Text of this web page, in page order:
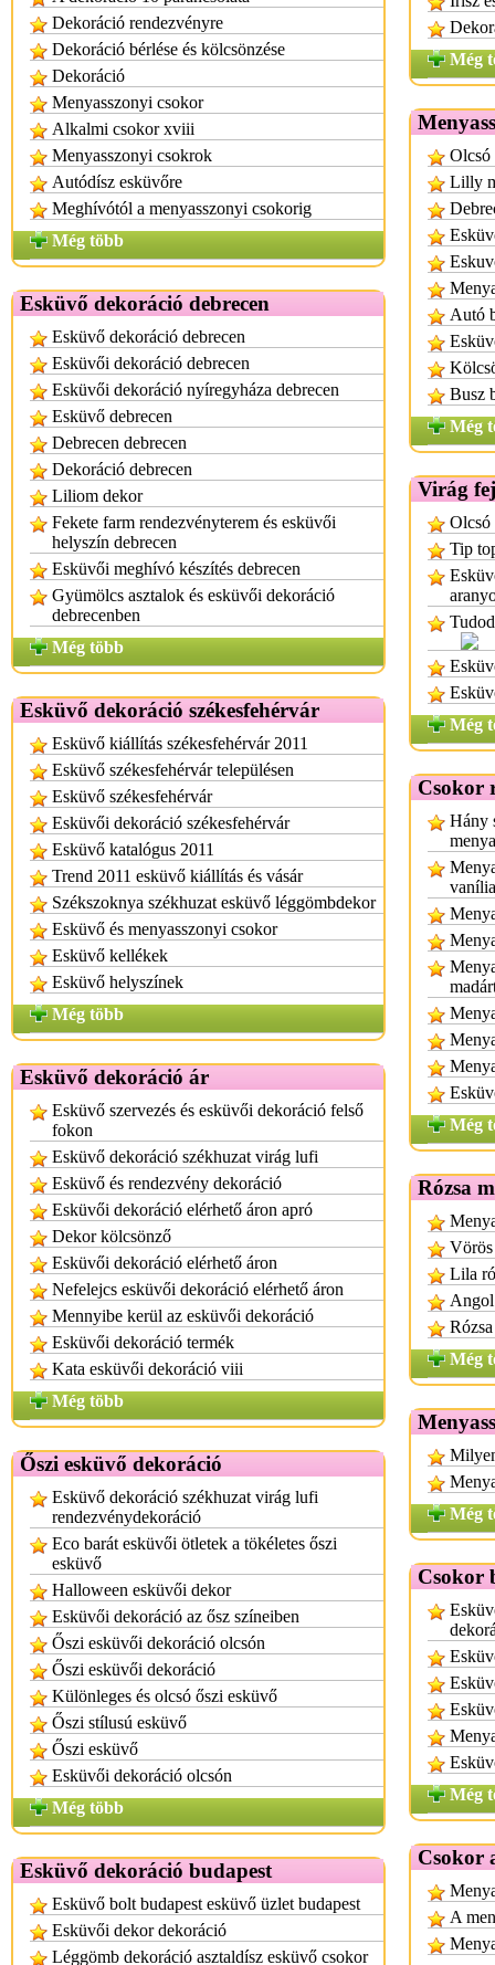
Dekoráció rendezvényre
Dekoráció bérlése és kölcsönzése
Dekoráció
Menyasszonyi csokor
Alkalmi csokor xviii
Menyasszonyi csokrok
Autódísz esküvőre
Meghívótól a menyasszonyi csokorig
Még több
Esküvő dekoráció debrecen
Esküvő dekoráció debrecen
Esküvői dekoráció debrecen
Esküvői dekoráció nyíregyháza debrecen
Esküvő debrecen
Debrecen debrecen
Dekoráció debrecen
Liliom dekor
Fekete farm rendezvényterem és esküvői
helyszín debrecen
Esküvői meghívó készítés debrecen
Gyümölcs asztalok és esküvői dekoráció
debrecenben
Még több
Esküvő dekoráció székesfehérvár
Esküvő kiállítás székesfehérvár 2011
Esküvő székesfehérvár településen
Esküvő székesfehérvár
Esküvői dekoráció székesfehérvár
Esküvő katalógus 2011
Trend 2011 esküvő kiállítás és vásár
Székszoknya székhuzat esküvő léggömbdekor
Esküvő és menyasszonyi csokor
Esküvő kellékek
Esküvő helyszínek
Még több
Esküvő dekoráció ár
Esküvő szervezés és esküvői dekoráció felső
fokon
Esküvő dekoráció székhuzat virág lufi
Esküvő és rendezvény dekoráció
Esküvői dekoráció elérhető áron apró
Dekor kölcsönző
Esküvői dekoráció elérhető áron
Nefelejcs esküvői dekoráció elérhető áron
Mennyibe kerül az esküvői dekoráció
Esküvői dekoráció termék
Kata esküvői dekoráció viii
Még több
Őszi esküvő dekoráció
Esküvő dekoráció székhuzat virág lufi
rendezvénydekoráció
Eco barát esküvői ötletek a tökéletes őszi
esküvő
Halloween esküvői dekor
Esküvői dekoráció az ősz színeiben
Őszi esküvői dekoráció olcsón
Őszi esküvői dekoráció
Különleges és olcsó őszi esküvő
Őszi stílusú esküvő
Őszi esküvő
Esküvői dekoráció olcsón
Még több
Esküvő dekoráció budapest
Esküvő bolt budapest esküvő üzlet budapest
Esküvői dekor dekoráció
Léggömb dekoráció asztaldísz esküvő csokor
Még
Olcsó
Lilly
Autó
Busz
Még
Virág
Olcsó
Tip
Még
Csokor
Hány
Még
Rózsa
Vörös
Lila
Angol
Még
Még
Csokor
Még
Csokor
A